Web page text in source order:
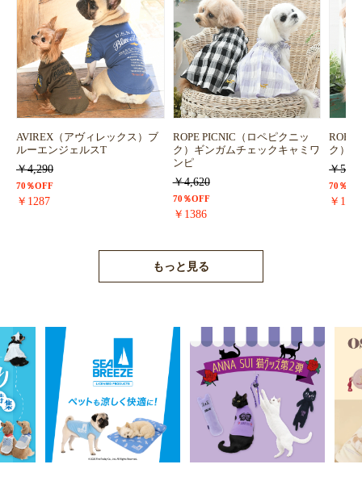
AVIREX（アヴィレックス）ブ
ルーエンジェルスT
￥4,290
70％OFF
￥1287
ROPE PICNIC（ロペピクニッ
ク）ギンガムチェックキャミワ
ンピ
￥4,620
70％OFF
￥1386
ROPE
ク）
￥
70％
￥
もっと見る